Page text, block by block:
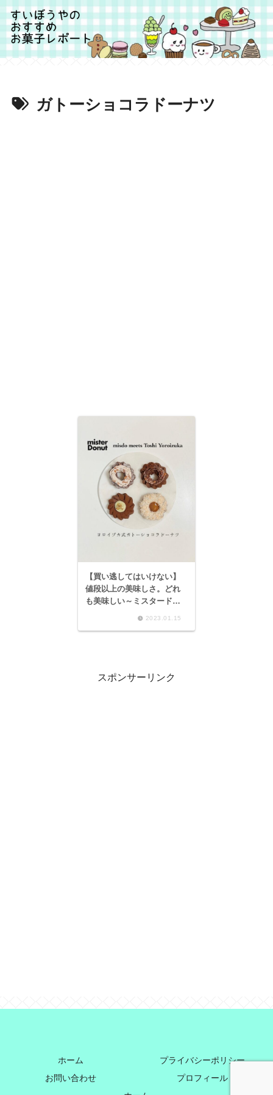
ガトーショコラドーナツ
【買い逃してはいけない】
値段以上の美味しさ。どれ
も美味しい～ミスタードー
2023.01.15
スポンサーリンク
ホーム
プライバシーポリシー
お問い合わせ
プロフィール